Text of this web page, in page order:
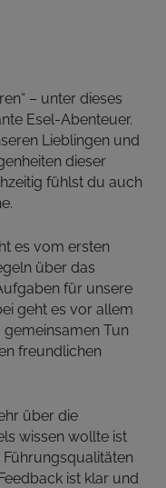
– unter dieses
Esel-Abenteuer.
Lieblingen und
dieser
fühlst du auch
es vom ersten
über das
für unsere
geht es vor allem
Tun
freundlichen
über die
wissen wollte ist
ist klar und